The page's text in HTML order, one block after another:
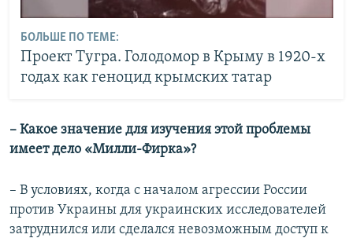
БОЛЬШЕ ПО ТЕМЕ:
Проект Тугра. Голодомор в Крыму в 1920-х
годах как геноцид крымских татар
– Какое значение для изучения этой проблемы
имеет дело «Милли-Фирка»?
– В условиях, когда с началом агрессии России
против Украины для украинских исследователей
затруднился или сделался невозможным доступ к